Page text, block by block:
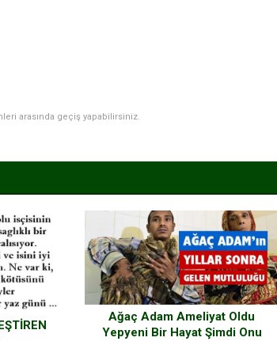
arasında geçiş yapabilirsiniz.
Ağaç Adam Ameliyat Oldu
Yepyeni Bir Hayat Şimdi Onu